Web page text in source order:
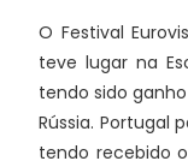
O Festival
teve lugar na
tendo sido
Rússia. Portugal
tendo recebido